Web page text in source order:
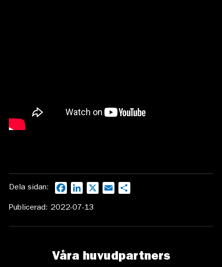
Dela sidan: FacebookLinkedIn Email
Publicerad: 2022-07-13
Våra huvudpartners